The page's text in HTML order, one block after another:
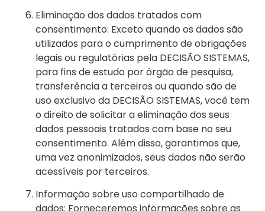
Eliminação dos dados tratados com
consentimento: Exceto quando os dados são
utilizados para o cumprimento de obrigações
legais ou regulatórias pela DECISÃO SISTEMAS,
para fins de estudo por órgão de pesquisa,
transferência a terceiros ou quando são de
uso exclusivo da DECISÃO SISTEMAS, você tem
o direito de solicitar a eliminação dos seus
dados pessoais tratados com base no seu
consentimento. Além disso, garantimos que,
uma vez anonimizados, seus dados não serão
acessíveis por terceiros.
Informação sobre uso compartilhado de